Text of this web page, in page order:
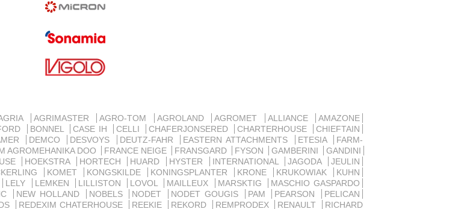
AGRIMASTER AGRO-TOM AGROLAND AGROMET ALLIANCE
AMAZONE
BONNEL CASE IH CELLI CHAFERJONSERED CHARTERHOUSE
CHIEFTAIN
DEMCO DESVOYS DEUTZ-FAHR EASTERN ATTACHMENTS ETESIA
FARM-
AGROMEHANIKA DOO FRANCE NEIGE FRANSGARD FYSON GAMBERINI
GANDINI
HOEKSTRA HORTECH HUARD HYSTER INTERNATIONAL JAGODA
JEULIN
KOMET KONGSKILDE KONINGSPLANTER KRONE KRUKOWIAK
KUHN
LELY LEMKEN LILLISTON LOVOL MAILLEUX MARSKTIG
MASCHIO GASPARDO
NEW HOLLAND NOBELS NODET NODET GOUGIS PAM PEARSON
PELICAN
REDEXIM CHATERHOUSE REEKIE REKORD REMPRODEX RENAULT RICHARD